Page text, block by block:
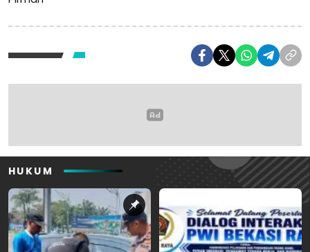
HUKUM